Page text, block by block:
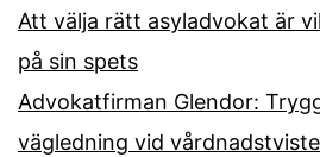
Att välja rätt asyladvokat är
på sin spets
Advokatfirman Glendor:
vägledning vid